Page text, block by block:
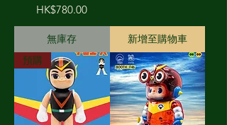
價格
HK$780.00
無庫存
新增至購物車
預購